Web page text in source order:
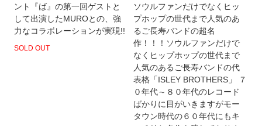
ント『ば』の第一回ゲストと
して出演したMUROとの、強
力なコラボレーションが実現!!
SOLD OUT
ソウルファンだけでなくヒッ
プホップの世代まで人気のあ
るご長寿バンドの超名
作！！！ソウルファンだけで
なくヒップホップの世代まで
人気のあるご長寿バンドの代
表格「ISLEY BROTHERS」 ７
０年代～８０年代のレコード
ばかりに目がいきますがモー
タウン時代の６０年代にもキ